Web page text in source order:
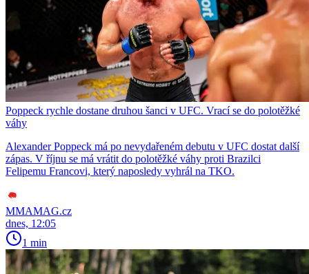
Poppeck rychle dostane druhou šanci v UFC. Vrací se do polotěžké
váhy
Alexander Poppeck má po nevydařeném debutu v UFC dostat další
zápas. V říjnu se má vrátit do polotěžké váhy proti Brazilci
Felipemu Francovi, který naposledy vyhrál na TKO.
MMAMAG.cz
dnes, 12:05
1 min